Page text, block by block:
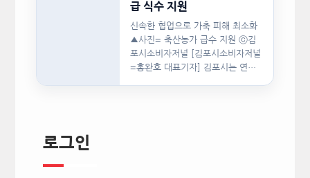
급 식수 지원
신속한 협업으로 가축 피해 최소화
▲사진= 축산농가 급수 지원 ⓒ김
포시소비자저널 [김포시소비자저널
=홍완호 대표기자] 김포시는 연일
로그인